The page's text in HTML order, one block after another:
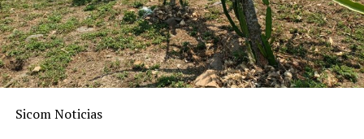
Sicom Noticias